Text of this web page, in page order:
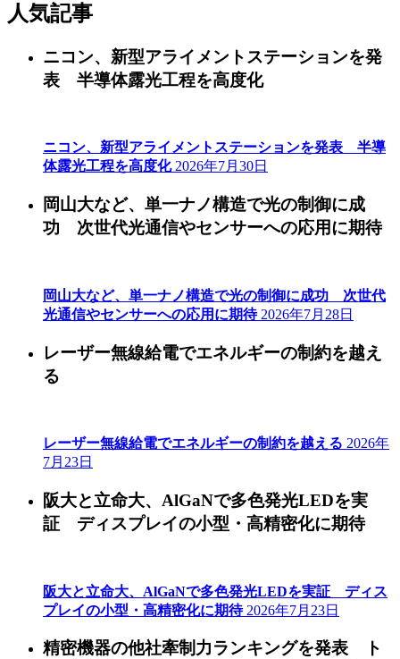
人気記事
ニコン、新型アライメントステーションを発
表 半導体露光工程を高度化
ニコン、新型アライメントステーションを発表 半導
体露光工程を高度化 2026年7月30日
岡山大など、単一ナノ構造で光の制御に成
功 次世代光通信やセンサーへの応用に期待
岡山大など、単一ナノ構造で光の制御に成功 次世代
光通信やセンサーへの応用に期待 2026年7月28日
レーザー無線給電でエネルギーの制約を越え
る
レーザー無線給電でエネルギーの制約を越える 2026年
7月23日
阪大と立命大、AlGaNで多色発光LEDを実
証 ディスプレイの小型・高精密化に期待
阪大と立命大、AlGaNで多色発光LEDを実証 ディス
プレイの小型・高精密化に期待 2026年7月23日
精密機器の他社牽制力ランキングを発表 ト